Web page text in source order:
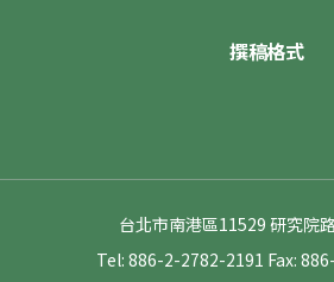
撰稿格式
台北市南港區11529 研究院
Tel: 886-2-2782-2191 Fax: